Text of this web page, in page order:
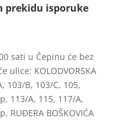
prekidu isporuke
sati u Čepinu će bez
KOLODVORSKA
103/B, 103/C, 105,
113/A, 115, 117/A,
RUĐERA BOŠKOVIĆA